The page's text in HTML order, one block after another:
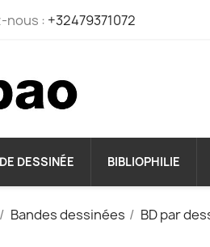
nous : +32479371072
DESSINÉE BIBLIOPHILIE
Bandes dessinées BD par